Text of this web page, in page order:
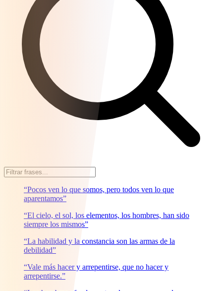
“Pocos ven lo que somos, pero todos ven lo que
aparentamos”
“El cielo, el sol, los elementos, los hombres, han sido
siempre los mismos”
“La habilidad y la constancia son las armas de la
debilidad”
“Vale más hacer y arrepentirse, que no hacer y
arrepentirse.”